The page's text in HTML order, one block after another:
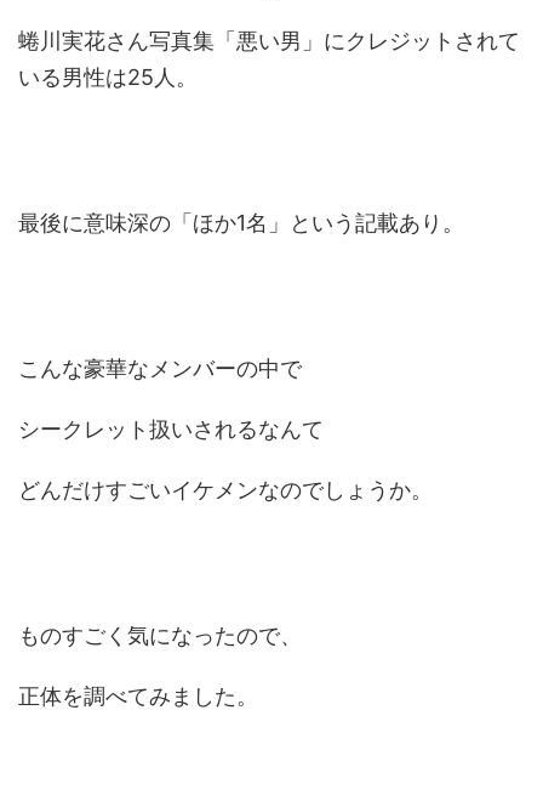
蜷川実花さん写真集「悪い男」にクレジットされて
いる男性は25人。
最後に意味深の「ほか1名」という記載あり。
こんな豪華なメンバーの中で
シークレット扱いされるなんて
どんだけすごいイケメンなのでしょうか。
ものすごく気になったので、
正体を調べてみました。